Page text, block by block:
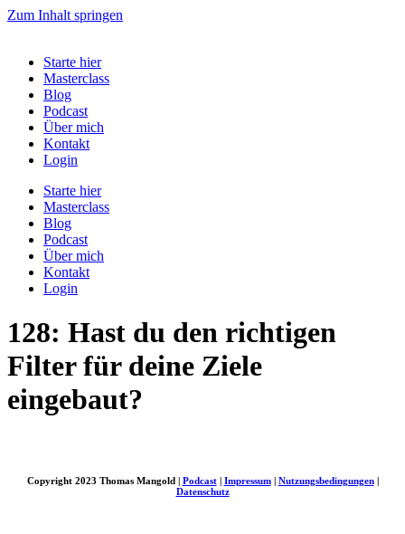
Zum Inhalt springen
Starte hier
Masterclass
Blog
Podcast
Über mich
Kontakt
Login
Starte hier
Masterclass
Blog
Podcast
Über mich
Kontakt
Login
128: Hast du den richtigen
Filter für deine Ziele
eingebaut?
Copyright 2023 Thomas Mangold | Podcast| Impressum| Nutzungsbedingungen|
Datenschutz